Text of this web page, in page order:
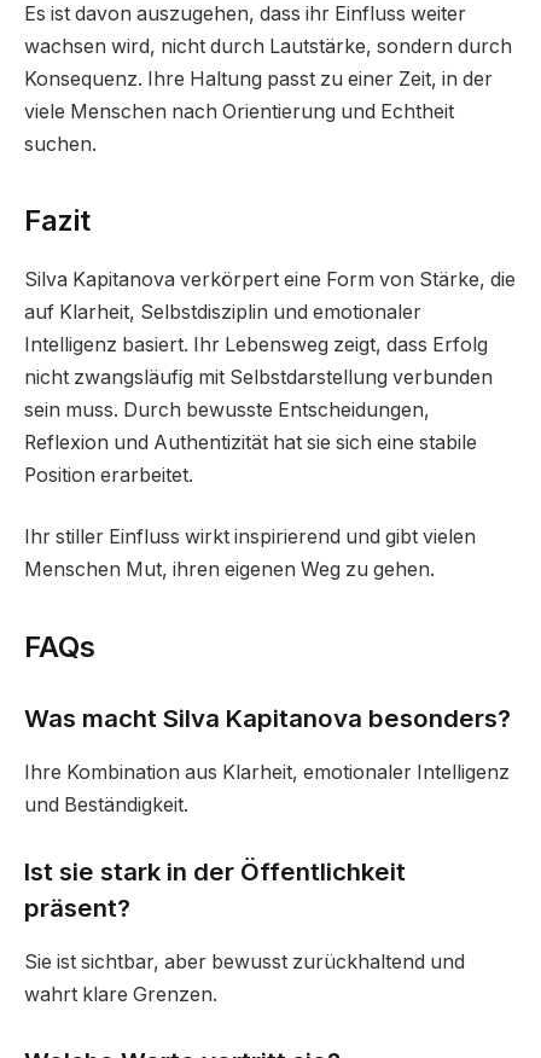
Es ist davon auszugehen, dass ihr Einfluss weiter
wachsen wird, nicht durch Lautstärke, sondern durch
Konsequenz. Ihre Haltung passt zu einer Zeit, in der
viele Menschen nach Orientierung und Echtheit
suchen.
Fazit
Silva Kapitanova verkörpert eine Form von Stärke, die
auf Klarheit, Selbstdisziplin und emotionaler
Intelligenz basiert. Ihr Lebensweg zeigt, dass Erfolg
nicht zwangsläufig mit Selbstdarstellung verbunden
sein muss. Durch bewusste Entscheidungen,
Reflexion und Authentizität hat sie sich eine stabile
Position erarbeitet.
Ihr stiller Einfluss wirkt inspirierend und gibt vielen
Menschen Mut, ihren eigenen Weg zu gehen.
FAQs
Was macht Silva Kapitanova besonders?
Ihre Kombination aus Klarheit, emotionaler Intelligenz
und Beständigkeit.
Ist sie stark in der Öffentlichkeit
präsent?
Sie ist sichtbar, aber bewusst zurückhaltend und
wahrt klare Grenzen.